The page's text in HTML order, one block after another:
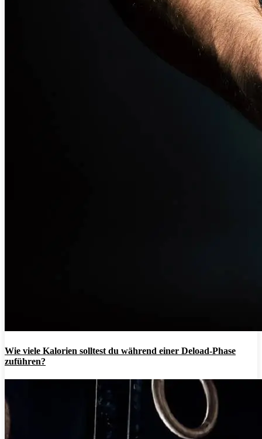
Wie viele Kalorien solltest du während einer Deload-Phase
zuführen?